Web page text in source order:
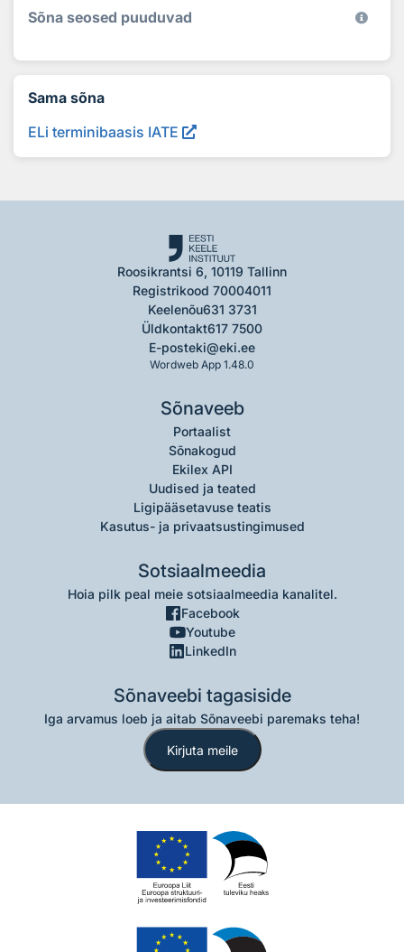
Sõna seosed puuduvad
Sama sõna
ELi terminibaasis IATE
Roosikrantsi 6, 10119 Tallinn
Registrikood 70004011
Keelenõu631 3731
Üldkontakt617 7500
E-posteki@eki.ee
Wordweb App 1.48.0
Sõnaveeb
Portaalist
Sõnakogud
Ekilex API
Uudised ja teated
Ligipääsetavuse teatis
Kasutus- ja privaatsustingimused
Sotsiaalmeedia
Hoia pilk peal meie sotsiaalmeedia kanalitel.
Facebook
Youtube
LinkedIn
Sõnaveebi tagasiside
Iga arvamus loeb ja aitab Sõnaveebi paremaks teha!
Kirjuta meile